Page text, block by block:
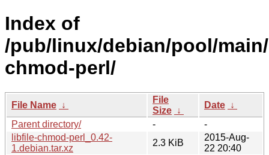
Index of
/pub/linux/debian/pool/
chmod-perl/
File Name ↓
File
Size ↓
Date ↓
Parent directory/
-
-
libfile-chmod-perl_0.42-
1.debian.tar.xz
2.3 KiB
2015-Aug-
22 20:40